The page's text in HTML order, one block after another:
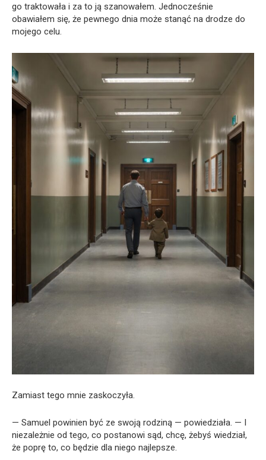
go traktowała i za to ją szanowałem. Jednocześnie
obawiałem się, że pewnego dnia może stanąć na drodze do
mojego celu.
Zamiast tego mnie zaskoczyła.
— Samuel powinien być ze swoją rodziną — powiedziała. — I
niezależnie od tego, co postanowi sąd, chcę, żebyś wiedział,
że poprę to, co będzie dla niego najlepsze.